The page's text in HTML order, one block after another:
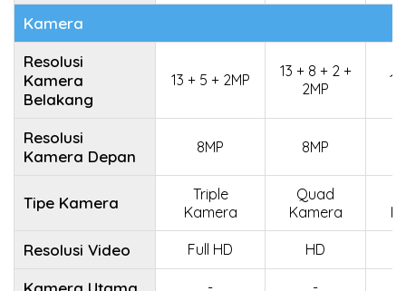
Kamera
Resolusi
Kamera
Belakang
13 + 5 + 2MP
13 + 8 + 2 +
2MP
Resolusi
Kamera Depan
8MP 8MP
Tipe Kamera
Triple
Kamera
Quad
Kamera
Resolusi Video Full HD HD
- -